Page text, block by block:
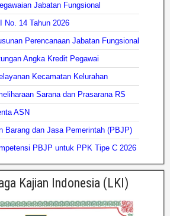
Jabatan Fungsional
No. 14 Tahun 2026
Perencanaan Jabatan Fungsional
Angka Kredit Pegawai
Kecamatan Kelurahan
Sarana dan Prasarana RS
ASN
Barang dan Jasa Pemerintah (PBJP)
PBJP untuk PPK Tipe C 2026
Kajian Indonesia (LKI)